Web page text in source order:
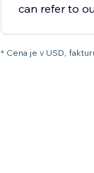
can refer to
* Cena je v USD,